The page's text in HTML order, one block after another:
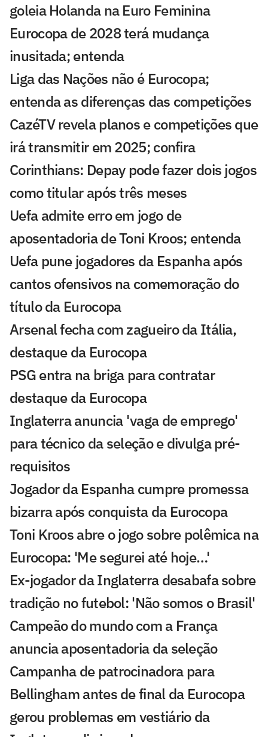
goleia Holanda na Euro Feminina
Eurocopa de 2028 terá mudança
inusitada; entenda
Liga das Nações não é Eurocopa;
entenda as diferenças das competições
CazéTV revela planos e competições que
irá transmitir em 2025; confira
Corinthians: Depay pode fazer dois jogos
como titular após três meses
Uefa admite erro em jogo de
aposentadoria de Toni Kroos; entenda
Uefa pune jogadores da Espanha após
cantos ofensivos na comemoração do
título da Eurocopa
Arsenal fecha com zagueiro da Itália,
destaque da Eurocopa
PSG entra na briga para contratar
destaque da Eurocopa
Inglaterra anuncia 'vaga de emprego'
para técnico da seleção e divulga pré-
requisitos
Jogador da Espanha cumpre promessa
bizarra após conquista da Eurocopa
Toni Kroos abre o jogo sobre polêmica na
Eurocopa: 'Me segurei até hoje…'
Ex-jogador da Inglaterra desabafa sobre
tradição no futebol: 'Não somos o Brasil'
Campeão do mundo com a França
anuncia aposentadoria da seleção
Campanha de patrocinadora para
Bellingham antes de final da Eurocopa
gerou problemas em vestiário da